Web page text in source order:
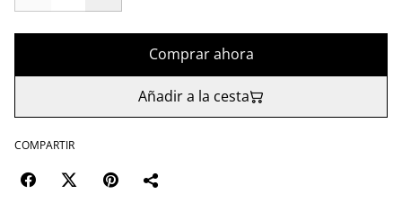
Comprar ahora
Añadir a la cesta
COMPARTIR